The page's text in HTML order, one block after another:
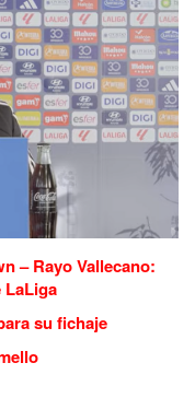
– Rayo Vallecano:
su fichaje